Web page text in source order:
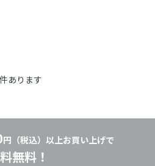
件あります
円（税込）以上お買い上げで
無料！